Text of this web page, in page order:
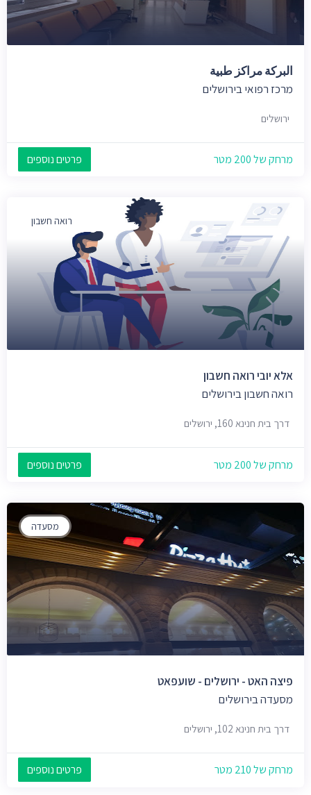
البركة مراكز طبية
מרכז רפואי בירושלים
ירושלים
מרחק של 200 מטר פרטים נוספים
רואה חשבון
אלא יובי רואה חשבון
רואה חשבון בירושלים
דרך בית חנינא 160, ירושלים
מרחק של 200 מטר פרטים נוספים
מסעדה
פיצה האט - ירושלים - שועפאט
מסעדה בירושלים
דרך בית חנינא 102, ירושלים
מרחק של 210 מטר פרטים נוספים